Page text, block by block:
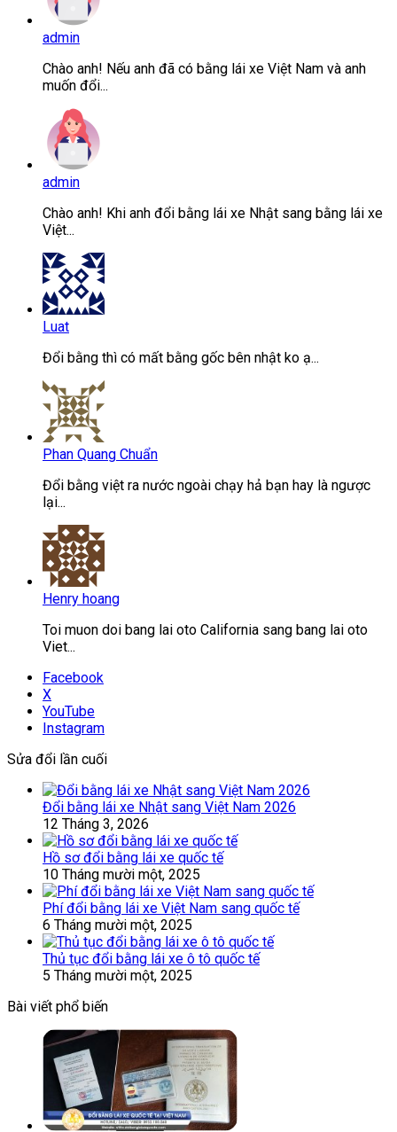
admin
Chào anh! Nếu anh đã có bằng lái xe Việt Nam và anh
muốn đổi...
admin
Chào anh! Khi anh đổi bằng lái xe Nhật sang bằng lái xe
Việt...
Luat
Đổi bằng thì có mất bằng gốc bên nhật ko ạ...
Phan Quang Chuẩn
Đổi bằng việt ra nước ngoài chạy hả bạn hay là ngược
lại...
Henry hoang
Toi muon doi bang lai oto California sang bang lai oto
Viet...
Facebook
X
YouTube
Instagram
Sửa đổi lần cuối
Đổi bằng lái xe Nhật sang Việt Nam 2026
12 Tháng 3, 2026
Hồ sơ đổi bằng lái xe quốc tế
10 Tháng mười một, 2025
Phí đổi bằng lái xe Việt Nam sang quốc tế
6 Tháng mười một, 2025
Thủ tục đổi bằng lái xe ô tô quốc tế
5 Tháng mười một, 2025
Bài viết phổ biến